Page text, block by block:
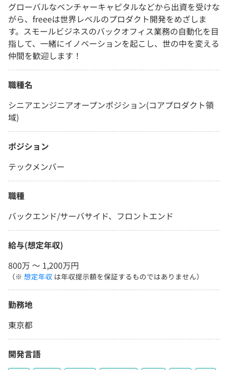
グローバルなベンチャーキャピタルなどから出資を受けな
がら、freeeは世界レベルのプロダクト開発をめざしま
す。スモールビジネスのバックオフィス業務の自動化を目
指して、一緒にイノベーションを起こし、世の中を変える
仲間を歓迎します！
職種名
シニアエンジニアオープンポジション(コアプロダクト領
域)
ポジション
テックメンバー
職種
バックエンド/サーバサイド、フロントエンド
給与(想定年収)
800万 〜 1,200万円
（※ 想定年収 は年収提示額を保証するものではありません）
勤務地
東京都
開発言語